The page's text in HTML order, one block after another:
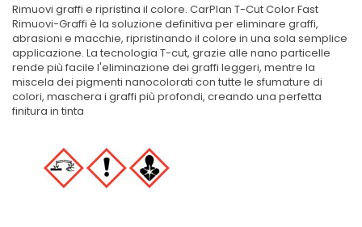
Rimuovi graffi e ripristina il colore. CarPlan T-Cut Color Fast
Rimuovi-Graffi è la soluzione definitiva per eliminare graffi,
abrasioni e macchie, ripristinando il colore in una sola semplice
applicazione. La tecnologia T-cut, grazie alle nano particelle
rende più facile l'eliminazione dei graffi leggeri, mentre la
miscela dei pigmenti nanocolorati con tutte le sfumature di
colori, maschera i graffi più profondi, creando una perfetta
finitura in tinta